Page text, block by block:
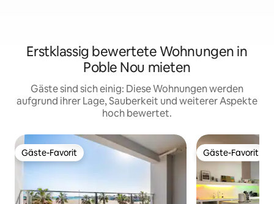
Erstklassig bewertete Wohnungen in
Poble Nou mieten
Gäste sind sich einig: Diese Wohnungen werden
aufgrund ihrer Lage, Sauberkeit und weiterer Aspekte
hoch bewertet.
Gäste-Favorit
Gäste-Favorit Gäste-Favorit
Gäste-Favorit